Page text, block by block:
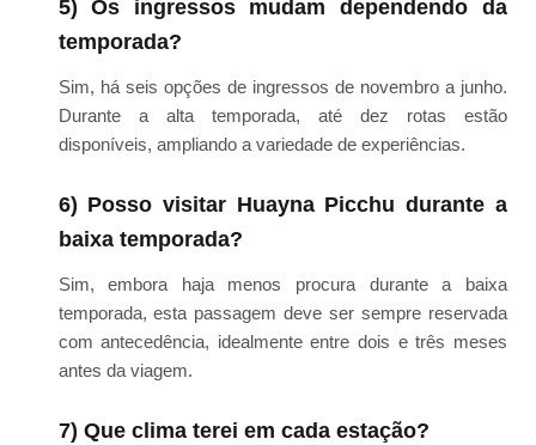
5) Os ingressos mudam dependendo da
temporada?
Sim, há seis opções de ingressos de novembro a junho.
Durante a alta temporada, até dez rotas estão
disponíveis, ampliando a variedade de experiências.
6) Posso visitar Huayna Picchu durante a
baixa temporada?
Sim, embora haja menos procura durante a baixa
temporada, esta passagem deve ser sempre reservada
com antecedência, idealmente entre dois e três meses
antes da viagem.
7) Que clima terei em cada estação?